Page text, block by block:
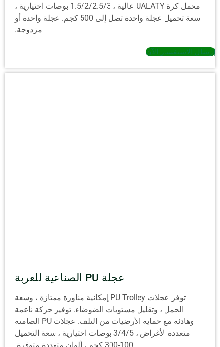
محمل كرة UALATY عالية ، 1.5/2/2.5/3 بوصات اختيارية ،
سعة تحميل عجلة واحدة تصل إلى 500 كجم. عجلة واحدة أو
مزدوجة.
إرسال الاستفسار الآن
عجلة PU الصناعية للعربة
توفر عجلات PU Trolley إمكانية مناورة ممتازة ، وسعة
الحمل ، وتقليل مستويات الضوضاء. توفير حركة ناعمة
وهادئة مع حماية الأرضيات من التلف. عجلات PU الصامتة
متعددة الأغراض ، 3/4/5 بوصات اختيارية ، سعة التحميل
100-300 كجم ، ألوان متعددة متوفرة.